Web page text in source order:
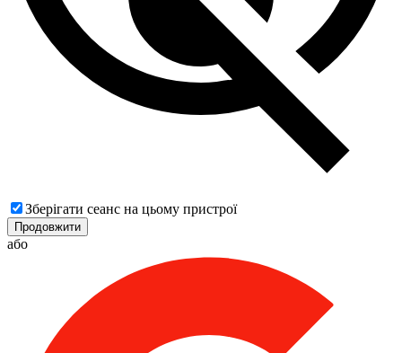
Зберігати сеанс на цьому пристрої
Продовжити
або